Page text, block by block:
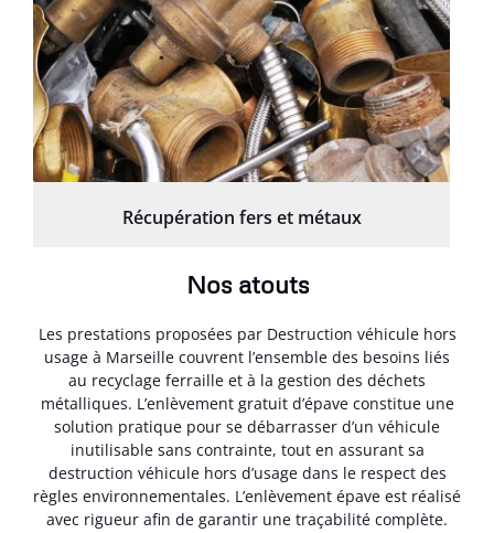
Récupération fers et métaux
Nos atouts
Les prestations proposées par Destruction véhicule hors
usage à Marseille couvrent l’ensemble des besoins liés
au recyclage ferraille et à la gestion des déchets
métalliques. L’enlèvement gratuit d’épave constitue une
solution pratique pour se débarrasser d’un véhicule
inutilisable sans contrainte, tout en assurant sa
destruction véhicule hors d’usage dans le respect des
règles environnementales. L’enlèvement épave est réalisé
avec rigueur afin de garantir une traçabilité complète.